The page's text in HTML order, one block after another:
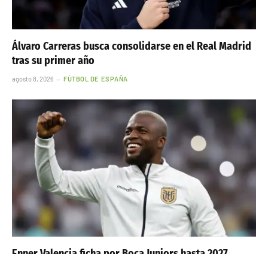
Álvaro Carreras busca consolidarse en el Real Madrid
tras su primer año
agosto 8, 2026 FÚTBOL DE ESPAÑA